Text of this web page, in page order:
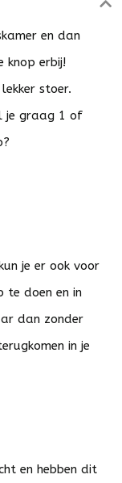
en dan
knop erbij!
stoer.
je graag 1 of
je er ook voor
te doen en in
dan zonder
in je
en hebben dit